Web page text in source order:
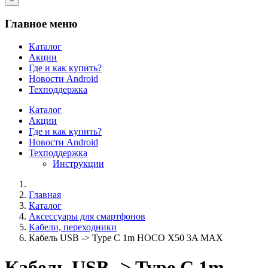
Главное меню
Каталог
Акции
Где и как купить?
Новости Android
Техподдержка
Каталог
Акции
Где и как купить?
Новости Android
Техподдержка
Инструкции
Главная
Каталог
Аксессуары для смартфонов
Кабели, переходники
Кабель USB -> Type C 1m HOCO X50 3A MAX